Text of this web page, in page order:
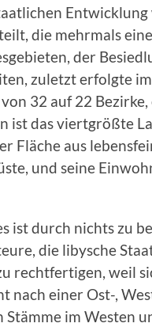
die mehrmals
der
zuletzt erfolgte
32 auf 22
ist das viertgrößte
Fläche aus
und seine
ist durch nichts zu
die libysche
rechtfertigen, weil
nach einer Ost-,
Stämme im Westen